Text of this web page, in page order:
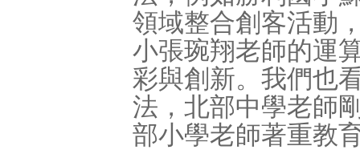
領域整合創客活動
小張琬翔老師的運
彩與創新。我們也
法，北部中學老師
部小學老師著重教